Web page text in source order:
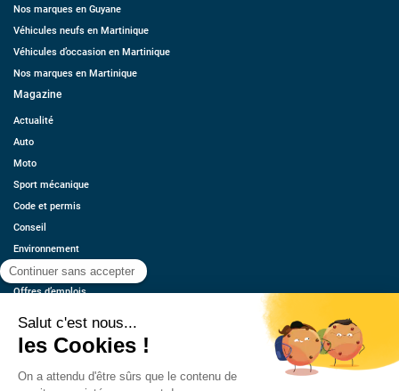
Nos marques en Guyane
Véhicules neufs en Martinique
Véhicules d’occasion en Martinique
Nos marques en Martinique
Magazine
Actualité
Auto
Moto
Sport mécanique
Code et permis
Conseil
Environnement
Économie
Offres d’emplois
Contact
Estimez votre voiture